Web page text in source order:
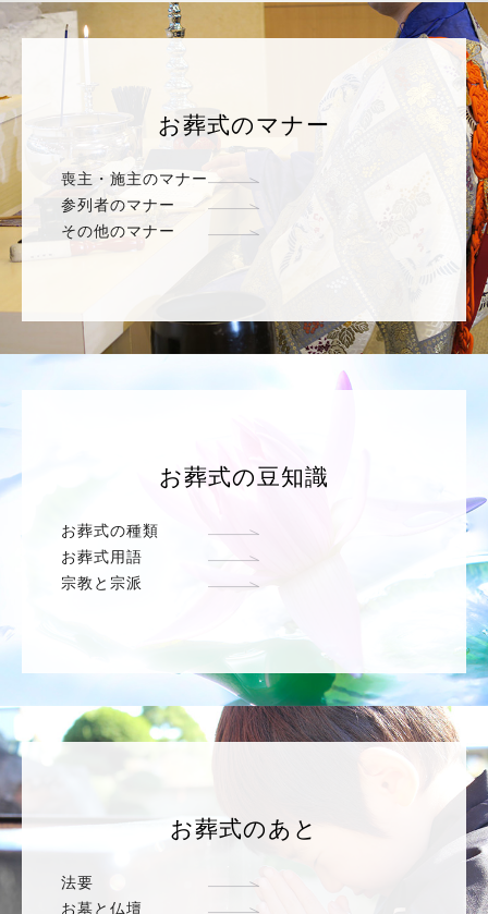
お葬式のマナー
喪主・施主のマナー
参列者のマナー
その他のマナー
お葬式の豆知識
お葬式の種類
お葬式用語
宗教と宗派
お葬式のあと
法要
お墓と仏壇